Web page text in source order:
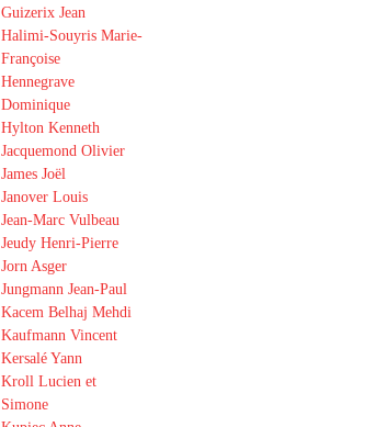
Guizerix Jean
Halimi-Souyris Marie-
Françoise
Hennegrave
Dominique
Hylton Kenneth
Jacquemond Olivier
James Joël
Janover Louis
Jean-Marc Vulbeau
Jeudy Henri-Pierre
Jorn Asger
Jungmann Jean-Paul
Kacem Belhaj Mehdi
Kaufmann Vincent
Kersalé Yann
Kroll Lucien et
Simone